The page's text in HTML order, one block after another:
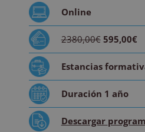
Farmacéutica
Online
2380,00€ 595,00€
Estancias
Duración 1 año
Descargar